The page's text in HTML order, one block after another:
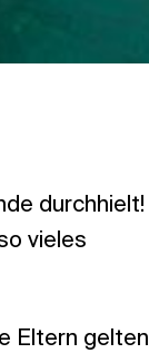
durchhielt!
vieles
Eltern gelten